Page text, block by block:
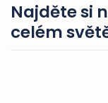
Najděte si
celém